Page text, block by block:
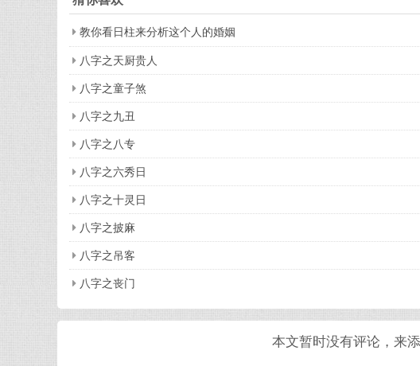
教你看日柱来分析这个人的婚姻
八字之天厨贵人
八字之童子煞
八字之九丑
八字之八专
八字之六秀日
八字之十灵日
八字之披麻
八字之吊客
八字之丧门
本文暂时没有评论，来